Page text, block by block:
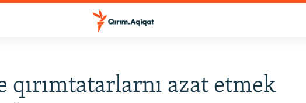
qırımtatarlarnı azat etmek